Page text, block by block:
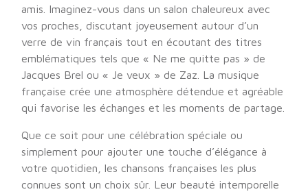
amis. Imaginez-vous dans un salon chaleureux avec
vos proches, discutant joyeusement autour d’un
verre de vin français tout en écoutant des titres
emblématiques tels que « Ne me quitte pas » de
Jacques Brel ou « Je veux » de Zaz. La musique
française crée une atmosphère détendue et agréable
qui favorise les échanges et les moments de partage.
Que ce soit pour une célébration spéciale ou
simplement pour ajouter une touche d’élégance à
votre quotidien, les chansons françaises les plus
connues sont un choix sûr. Leur beauté intemporelle